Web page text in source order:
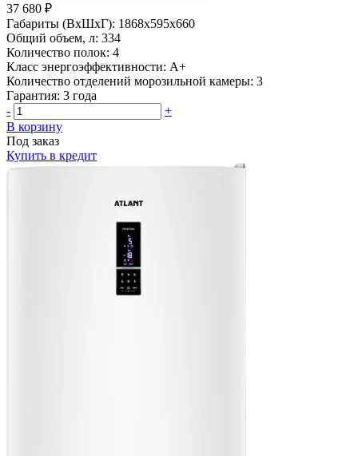
37 680 ₽
Габариты (ВхШхГ): 1868х595х660
Общий объем, л: 334
Количество полок: 4
Класс энергоэффективности: A+
Количество отделений морозильной камеры: 3
Гарантия: 3 года
-
+
В корзину
Под заказ
Купить в кредит